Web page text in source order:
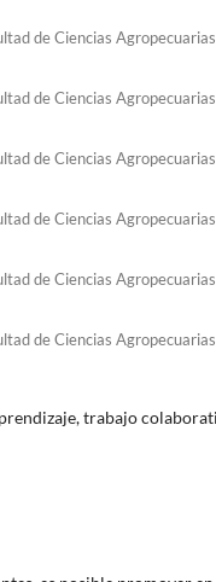
de Ciencias
de Ciencias
de Ciencias
de Ciencias
de Ciencias
de Ciencias
trabajo